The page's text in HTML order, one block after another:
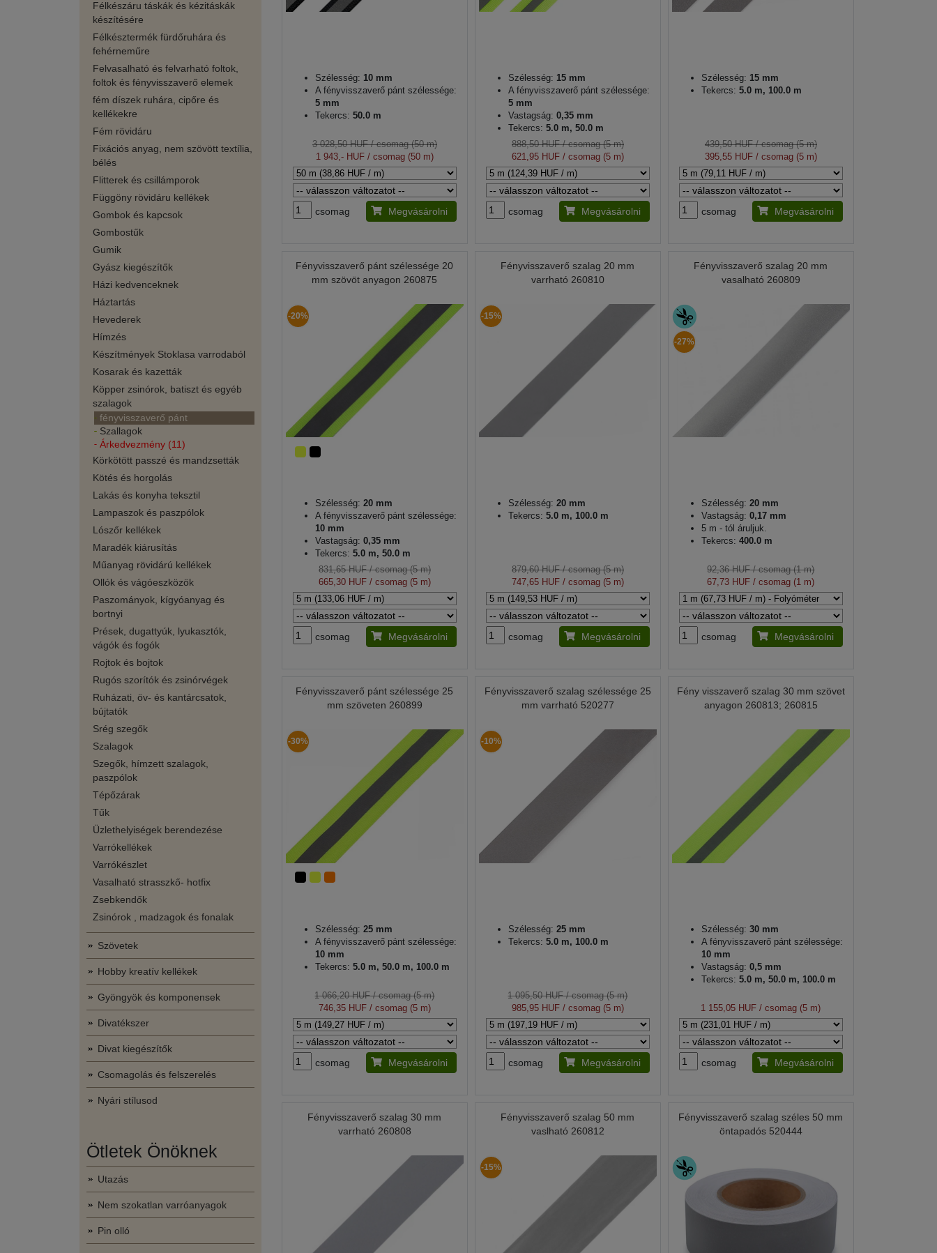
Félkészáru táskák és kézitáskák
készítésére
Félkésztermék fürdőruhára és
fehérneműre
Felvasalható és felvarható foltok,
foltok és fényvisszaverő elemek
fém díszek ruhára, cipőre és
kellékekre
Fém rövidáru
Fixációs anyag, nem szövött textília,
bélés
Flitterek és csillámporok
Függöny rövidáru kellékek
Gombok és kapcsok
Gombostűk
Gumik
Gyász kiegészítők
Házi kedvenceknek
Háztartás
Hevederek
Hímzés
Készítmények Stoklasa varrodaból
Kosarak és kazetták
Köpper zsinórok, batiszt és egyéb
szalagok
fényvisszaverő pánt
Szallagok
Árkedvezmény (11)
Körkötött passzé és mandzsetták
Kötés és horgolás
Lakás és konyha teksztil
Lampaszok és paszpólok
Lószőr kellékek
Maradék kiárusítás
Műanyag rövidárú kellékek
Ollók és vágóeszközök
Paszományok, kígyóanyag és
bortnyi
Prések, dugattyúk, lyukasztók,
vágók és fogók
Rojtok és bojtok
Rugós szorítók és zsinórvégek
Ruházati, öv- és kantárcsatok,
bújtatók
Srég szegők
Szalagok
Szegők, hímzett szalagok,
paszpólok
Tépőzárak
Tűk
Üzlethelyiségek berendezése
Varrókellékek
Varrókészlet
Vasalható strasszkő- hotfix
Zsebkendők
Zsinórok , madzagok és fonalak
Szövetek
Hobby kreatív kellékek
Gyöngyök és komponensek
Divatékszer
Divat kiegészítők
Csomagolás és felszerelés
Nyári stílusod
Ötletek Önöknek
Utazás
Nem szokatlan varróanyagok
Pin olló
Szélesség: 10 mm
A fényvisszaverő pánt szélessége:
5 mm
Tekercs: 50.0 m
3 028,50 HUF/ csomag (50 m)
1 943,- HUF/ csomag (50 m)
csomag Megvásárolni
Szélesség: 15 mm
A fényvisszaverő pánt szélessége:
5 mm
Vastagság: 0,35 mm
Tekercs: 5.0 m, 50.0 m
888,50 HUF/ csomag (5 m)
621,95 HUF/ csomag (5 m)
csomag Megvásárolni
Szélesség: 15 mm
Tekercs: 5.0 m, 100.0 m
439,50 HUF/ csomag (5 m)
395,55 HUF/ csomag (5 m)
csomag Megvásárolni
Fényvisszaverő pánt szélessége 20
mm szövöt anyagon 260875
-20%
Szélesség: 20 mm
A fényvisszaverő pánt szélessége:
10 mm
Vastagság: 0,35 mm
Tekercs: 5.0 m, 50.0 m
831,65 HUF/ csomag (5 m)
665,30 HUF/ csomag (5 m)
csomag Megvásárolni
Fényvisszaverő szalag 20 mm
varrható 260810
-15%
Szélesség: 20 mm
Tekercs: 5.0 m, 100.0 m
879,60 HUF/ csomag (5 m)
747,65 HUF/ csomag (5 m)
csomag Megvásárolni
Fényvisszaverő szalag 20 mm
vasalható 260809
-27%
Szélesség: 20 mm
Vastagság: 0,17 mm
5 m - tól áruljuk.
Tekercs: 400.0 m
92,36 HUF/ csomag (1 m)
67,73 HUF / csomag (1 m)
csomag Megvásárolni
Fényvisszaverő pánt szélessége 25
mm szöveten 260899
-30%
Szélesség: 25 mm
A fényvisszaverő pánt szélessége:
10 mm
Tekercs: 5.0 m, 50.0 m, 100.0 m
1 066,20 HUF/ csomag (5 m)
746,35 HUF/ csomag (5 m)
csomag Megvásárolni
Fényvisszaverő szalag szélessége 25
mm varrható 520277
-10%
Szélesség: 25 mm
Tekercs: 5.0 m, 100.0 m
1 095,50 HUF/ csomag (5 m)
985,95 HUF/ csomag (5 m)
csomag Megvásárolni
Fény visszaverő szalag 30 mm szövet
anyagon 260813; 260815
Szélesség: 30 mm
A fényvisszaverő pánt szélessége:
10 mm
Vastagság: 0,5 mm
Tekercs: 5.0 m, 50.0 m, 100.0 m
1 155,05 HUF / csomag (5 m)
csomag Megvásárolni
Fényvisszaverő szalag 30 mm
varrható 260808
Fényvisszaverő szalag 50 mm
vaslható 260812
-15%
Fényvisszaverő szalag széles 50 mm
öntapadós 520444